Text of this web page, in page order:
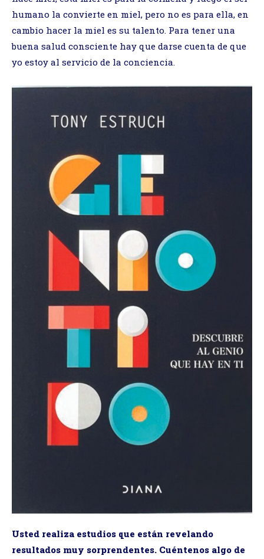
humano la convierte en miel, pero no es para ella, en
cambio hacer la miel es su talento. Para tener una
buena salud consciente hay que darse cuenta de que
yo estoy al servicio de la conciencia.
Usted realiza estudios que están revelando
resultados muy sorprendentes. Cuéntenos algo de